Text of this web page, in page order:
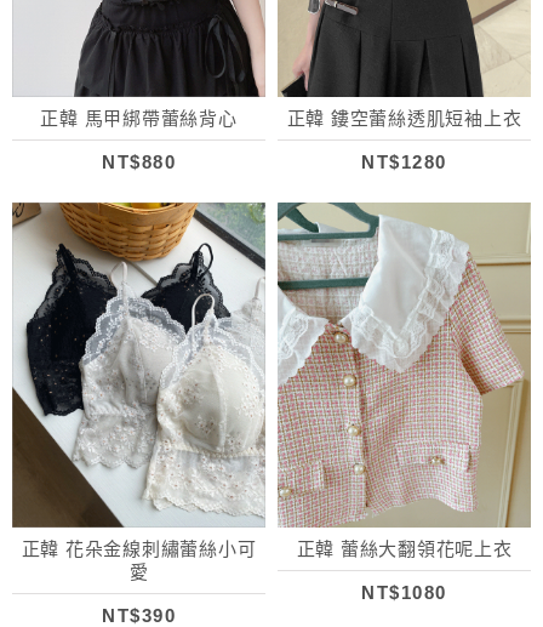
正韓 馬甲綁帶蕾絲背心
NT$880
正韓 鏤空蕾絲透肌短袖上衣
NT$1280
正韓 花朵金線刺繡蕾絲小可
愛
NT$390
正韓 蕾絲大翻領花呢上衣
NT$1080